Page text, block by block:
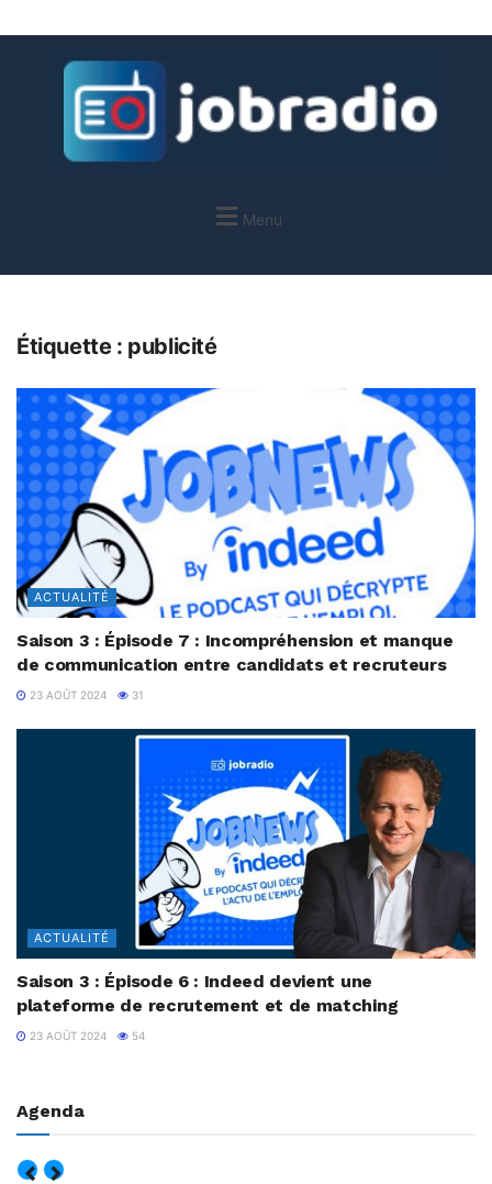
Menu
Étiquette : publicité
ACTUALITÉ
Saison 3 : Épisode 7 : Incompréhension et manque
de communication entre candidats et recruteurs
23 AOÛT 2024 31
ACTUALITÉ
Saison 3 : Épisode 6 : Indeed devient une
plateforme de recrutement et de matching
23 AOÛT 2024 54
Agenda